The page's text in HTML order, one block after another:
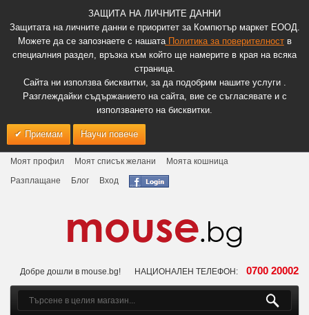
ЗАЩИТА НА ЛИЧНИТЕ ДАННИ
Защитата на личните данни е приоритет за Компютър маркет ЕООД.
Можете да се запознаете с нашатаПолитика за поверителноств
специалния раздел, връзка към който ще намерите в края на всяка
страница.
Сайта ни използва бисквитки, за да подобрим нашите услуги .
Разглеждайки съдържанието на сайта, вие се съгласявате и с
използването на бисквитки.
Приемам Научи повече
Моят профил Моят списък желани
Моята кошница
Разплащане
Блог Вход
Добре дошли в mouse.bg! НАЦИОНАЛЕН ТЕЛЕФОН: 0700 20002